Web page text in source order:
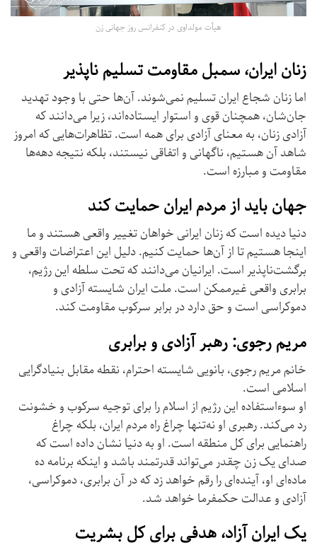
هیأت مولداوی در کنفرانس روز جهانی زن
زنان ایران، سمبل مقاومت تسلیم ناپذیر
اما زنان شجاع ایران تسلیم نمی‌شوند. آن‌ها حتی با وجود تهدید
جان‌شان، همچنان قوی و استوار ایستاده‌اند، زیرا می‌دانند که
آزادی زنان، به معنای آزادی برای همه است. تظاهرات‌هایی که امروز
شاهد آن هستیم، ناگهانی و اتفاقی نیستند، بلکه نتیجه دهه‌ها
مقاومت و مبارزه‌ است.
جهان باید از مردم ایران حمایت کند
دنیا دیده است که زنان ایرانی خواهان تغییر واقعی هستند و ما
اینجا هستیم تا از آن‌ها حمایت کنیم. دلیل این اعتراضات واقعی و
برگشت‌ناپذیر است. ایرانیان می‌دانند که تحت سلطه این رژیم،
برابری واقعی غیرممکن است. ملت ایران شایسته آزادی و
دموکراسی است و حق دارد در برابر سرکوب مقاومت کند.
مریم رجوی: رهبر آزادی و برابری
خانم مریم رجوی، بانویی شایسته احترام، نقطه مقابل بنیادگرایی
اسلامی است.
او سوءاستفاده این رژیم از اسلام را برای توجیه سرکوب و خشونت
رد می‌کند. رهبری او نه‌تنها چراغ راه مردم ایران، بلکه چراغ
راهنمایی برای کل منطقه است. او به دنیا نشان داده است که
صدای یک زن چقدر می‌تواند قدرتمند باشد و اینکه برنامه ده
ماده‌ای او، آینده‌ای را رقم خواهد زد که در آن برابری، دموکراسی،
آزادی و عدالت حکمفرما خواهد شد.
یک ایران آزاد، هدفی برای کل بشریت